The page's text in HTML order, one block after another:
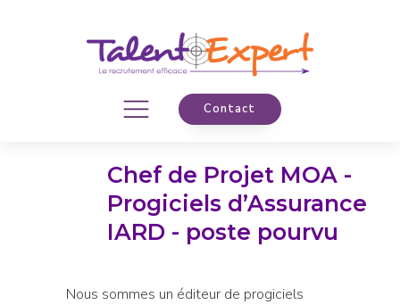
Contact
Chef de Projet MOA -
Progiciels d’Assurance
IARD - poste pourvu
Nous sommes un éditeur de progiciels